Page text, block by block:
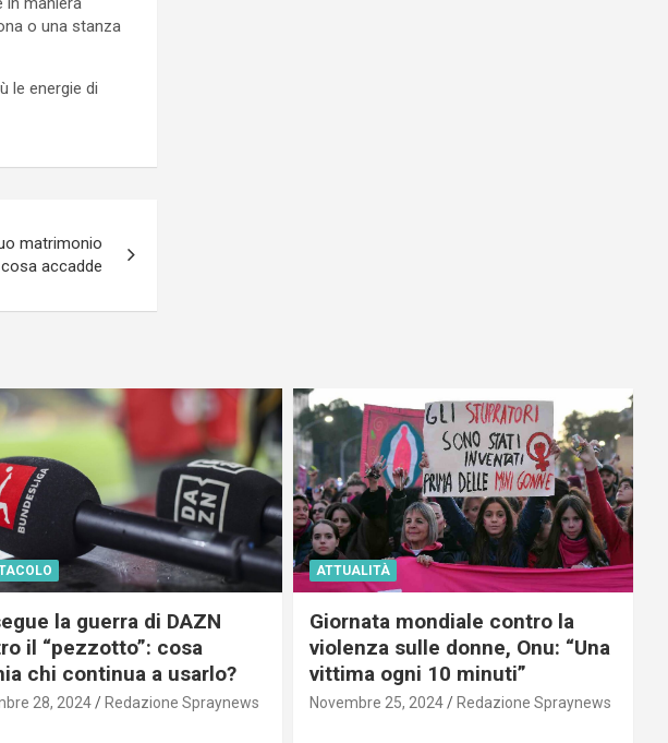
o una stanza
le energie di
matrimonio
accadde
la guerra di DAZN
il “pezzotto”: cosa
chi continua a usarlo?
28, 2024 Redazione Spraynews
ATTUALITÀ
Giornata mondiale contro la
violenza sulle donne, Onu: “Una
vittima ogni 10 minuti”
Novembre 25, 2024 Redazione Spraynews